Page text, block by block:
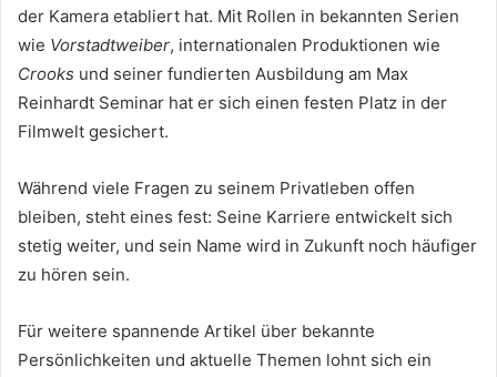
der Kamera etabliert hat. Mit Rollen in bekannten Serien
wie Vorstadtweiber, internationalen Produktionen wie
Crooks und seiner fundierten Ausbildung am Max
Reinhardt Seminar hat er sich einen festen Platz in der
Filmwelt gesichert.
Während viele Fragen zu seinem Privatleben offen
bleiben, steht eines fest: Seine Karriere entwickelt sich
stetig weiter, und sein Name wird in Zukunft noch häufiger
zu hören sein.
Für weitere spannende Artikel über bekannte
Persönlichkeiten und aktuelle Themen lohnt sich ein